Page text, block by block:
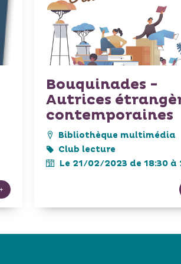
Bouquinades -
Autrices
contemporaines
Bibliothèque multimédia
Club lecture
Le 21/02/2023 de 18:30 à